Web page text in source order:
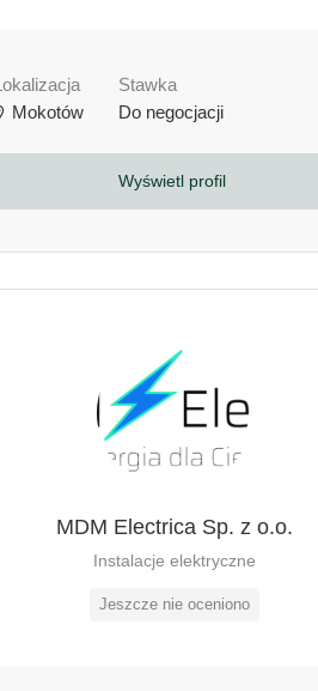
Lokalizacja
Mokotów
Stawka
Do negocjacji
Wyświetl profil
MDM Electrica Sp. z o.o.
Instalacje elektryczne
Jeszcze nie oceniono